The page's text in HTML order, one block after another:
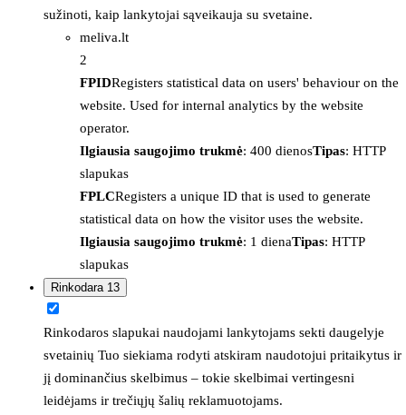
sužinoti, kaip lankytojai sąveikauja su svetaine.
meliva.lt
2
FPIDRegisters statistical data on users' behaviour on the
website. Used for internal analytics by the website
operator.
Ilgiausia saugojimo trukmė: 400 dienosTipas: HTTP
slapukas
FPLCRegisters a unique ID that is used to generate
statistical data on how the visitor uses the website.
Ilgiausia saugojimo trukmė: 1 dienaTipas: HTTP
slapukas
Rinkodara 13
Rinkodaros slapukai naudojami lankytojams sekti daugelyje
svetainių Tuo siekiama rodyti atskiram naudotojui pritaikytus ir
jį dominančius skelbimus – tokie skelbimai vertingesni
leidėjams ir trečiųjų šalių reklamuotojams.